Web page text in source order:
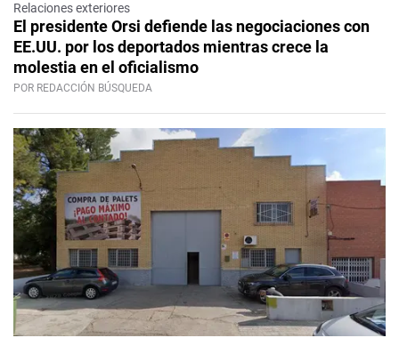
Relaciones exteriores
El presidente Orsi defiende las negociaciones con
EE.UU. por los deportados mientras crece la
molestia en el oficialismo
POR REDACCIÓN BÚSQUEDA